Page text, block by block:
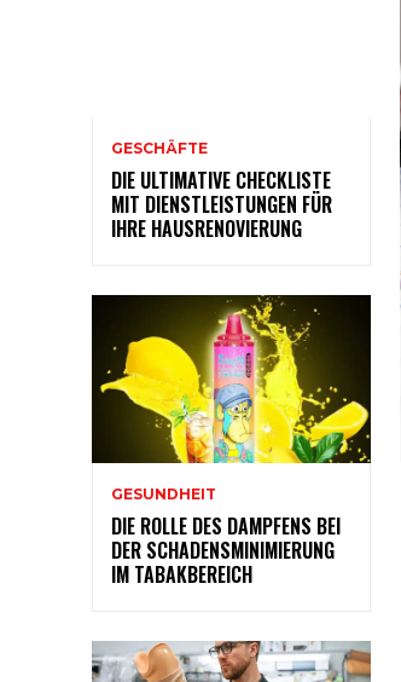
GESCHÄFTE
DIE ULTIMATIVE CHECKLISTE
MIT DIENSTLEISTUNGEN FÜR
IHRE HAUSRENOVIERUNG
GESUNDHEIT
DIE ROLLE DES DAMPFENS BEI
DER SCHADENSMINIMIERUNG
IM TABAKBEREICH